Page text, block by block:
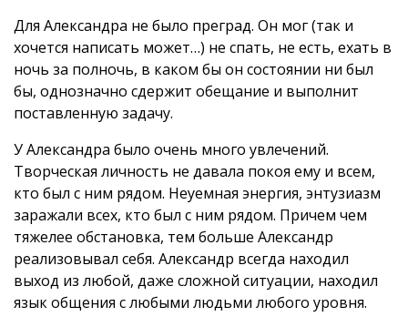
Для Александра не было преград. Он мог (так и
хочется написать может…) не спать, не есть, ехать в
ночь за полночь, в каком бы он состоянии ни был
бы, однозначно сдержит обещание и выполнит
поставленную задачу.
У Александра было очень много увлечений.
Творческая личность не давала покоя ему и всем,
кто был с ним рядом. Неуемная энергия, энтузиазм
заражали всех, кто был с ним рядом. Причем чем
тяжелее обстановка, тем больше Александр
реализовывал себя. Александр всегда находил
выход из любой, даже сложной ситуации, находил
язык общения с любыми людьми любого уровня.